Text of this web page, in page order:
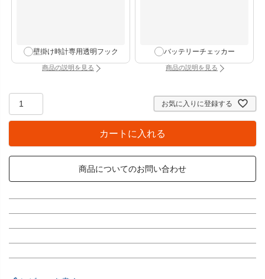
壁掛け時計専用透明フック
商品の説明を見る：壁掛け時計専用透明フック（別タブで開きます）
バッテリーチェッカー
商品の説明を見る：バッテリーチェッカ
お気に入りに登録する
カートに入れる
商品についてのお問い合わせ